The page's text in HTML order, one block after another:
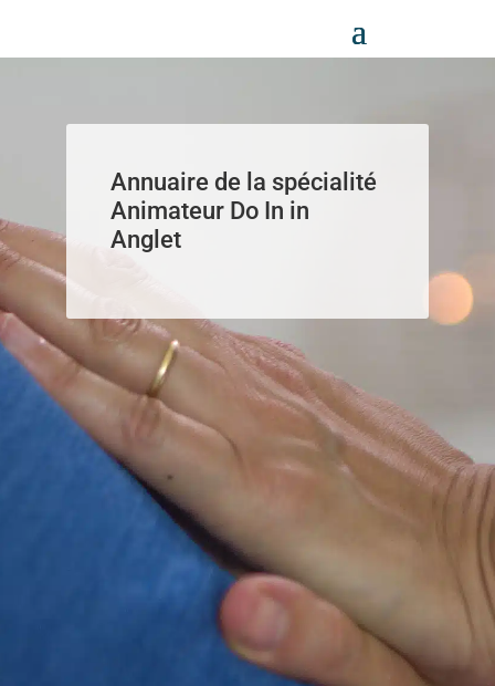
Annuaire de la spécialité
Animateur Do In in
Anglet